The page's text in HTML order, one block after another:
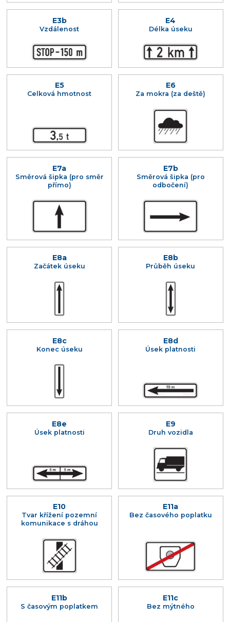
E3b
Vzdálenost
E4
Délka úseku
E5
Celková hmotnost
E6
Za mokra (za deště)
E7a
Směrová šipka (pro směr
přímo)
E7b
Směrová šipka (pro
odbočení)
E8a
Začátek úseku
E8b
Průběh úseku
E8c
Konec úseku
E8d
Úsek platnosti
E8e
Úsek platnosti
E9
Druh vozidla
E10
Tvar křížení pozemní
komunikace s dráhou
E11a
Bez časového poplatku
E11b
S časovým poplatkem
E11c
Bez mýtného